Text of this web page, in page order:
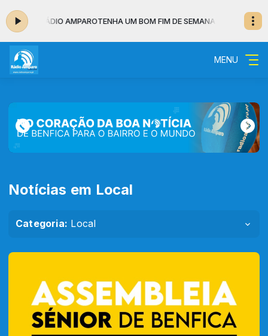
A RÁDIO AMPAROTENHA UM BOM FIM DE SEMANA COM A RÁDIO
MENU
Notícias em Local
Categoria: Local